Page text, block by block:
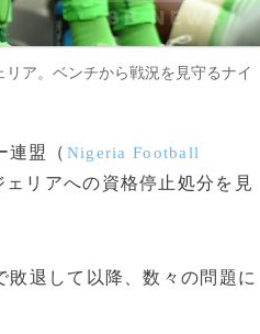
ア。ベンチから戦況を見守るナイ
連盟（ Nigeria Football
リアへの資格停止処分を見
敗退して以降、数々の問題に